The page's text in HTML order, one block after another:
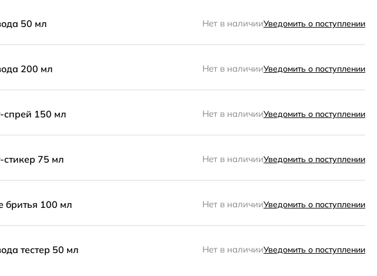
50 мл Нет в наличииУведомить о поступлении
200 мл Нет в наличииУведомить о поступлении
спрей 150 мл Нет в наличииУведомить о поступлении
стикер 75 мл Нет в наличииУведомить о поступлении
бритья 100 мл Нет в наличииУведомить о поступлении
тестер 50 мл Нет в наличииУведомить о поступлении